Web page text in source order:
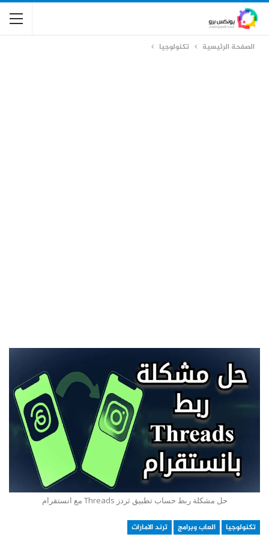
الصفحة الرئيسية تكنولوجيا
حل مشكلة ربط حساب تطبيق ثردز Threads مع انستقرام
تكنولوجيا العاب وبرامج ترند الامارات